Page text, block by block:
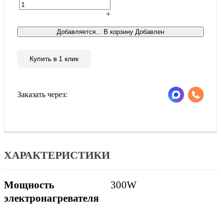
+
Добавляется... В корзину Добавлен
Купить в 1 клик
Заказать через:
ХАРАКТЕРИСТИКИ
Мощность
электронагревателя
300W